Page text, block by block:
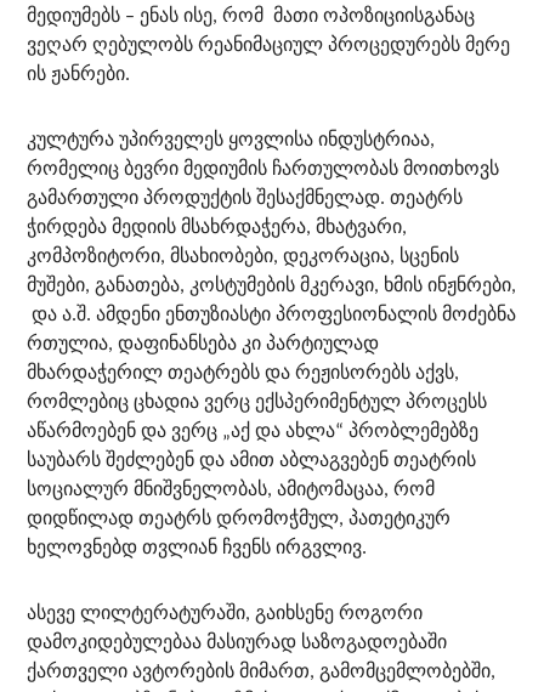
მედიუმებს – ენას ისე, რომ მათი ოპოზიციისგანაც
ვეღარ ღებულობს რეანიმაციულ პროცედურებს მერე
ის ჟანრები.
კულტურა უპირველეს ყოვლისა ინდუსტრიაა,
რომელიც ბევრი მედიუმის ჩართულობას მოითხოვს
გამართული პროდუქტის შესაქმნელად. თეატრს
ჭირდება მედიის მსახრდაჭერა, მხატვარი,
კომპოზიტორი, მსახიობები, დეკორაცია, სცენის
მუშები, განათება, კოსტუმების მკერავი, ხმის ინჟნრები,
და ა.შ. ამდენი ენთუზიასტი პროფესიონალის მოძებნა
რთულია, დაფინანსება კი პარტიულად
მხარდაჭერილ თეატრებს და რეჟისორებს აქვს,
რომლებიც ცხადია ვერც ექსპერიმენტულ პროცესს
აწარმოებენ და ვერც „აქ და ახლა“ პრობლემებზე
საუბარს შეძლებენ და ამით აბლაგვებენ თეატრის
სოციალურ მნიშვნელობას, ამიტომაცაა, რომ
დიდწილად თეატრს დრომოჭმულ, პათეტიკურ
ხელოვნებდ თვლიან ჩვენს ირგვლივ.
ასევე ლილტერატურაში, გაიხსენე როგორი
დამოკიდებულებაა მასიურად საზოგადოებაში
ქართველი ავტორების მიმართ, გამომცემლობებში,